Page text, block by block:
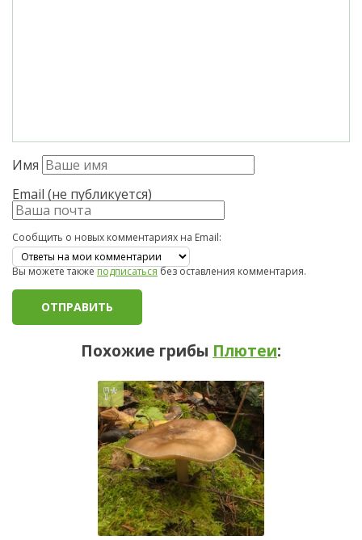
Имя
Email (не публикуется)
Сообщить о новых комментариях на Email:
Вы можете такжеподписатьсябез оставления комментария.
Похожие грибы Плютеи: